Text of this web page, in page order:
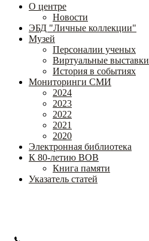
О центре
Новости
ЭБД "Личные коллекции"
Музей
Персоналии ученых
Виртуальные выставки
История в событиях
Мониторинги СМИ
2024
2023
2022
2021
2020
Электронная библиотека
К 80-летию ВОВ
Книга памяти
Указатель статей